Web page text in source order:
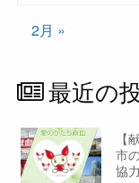
2月 »
最近の
【
市
協